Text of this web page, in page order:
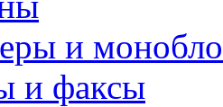
и
и факсы